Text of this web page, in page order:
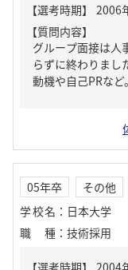
【質問内容】
グループ面接は人
らずに終わりまし
動機や自己PRな
05年卒 その他
学校名 ： 日本大学
職種 ： 技術採用